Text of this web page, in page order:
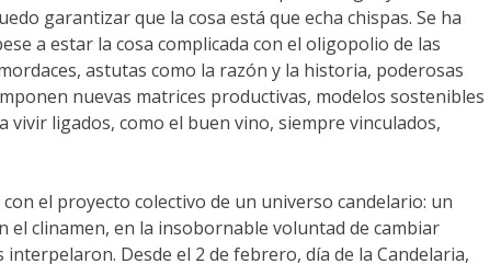
garantizar que la cosa está que echa chispas. Se ha
a estar la cosa complicada con el oligopolio de las
astutas como la razón y la historia, poderosas
nuevas matrices productivas, modelos sostenibles
ligados, como el buen vino, siempre vinculados,
el proyecto colectivo de un universo candelario: un
el clinamen, en la insobornable voluntad de cambiar
interpelaron. Desde el 2 de febrero, día de la Candelaria,